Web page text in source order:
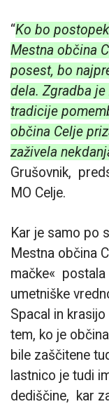
“Ko bo
Mestna občina
posest, bo
dela. Zgradba
tradicije
občina Celje
zaživela
Grušovnik,
MO Celje.
Kar je samo po
Mestna občina
mačke« postala
umetniške
Spacal in
tem, ko je
bile zaščitene
lastnico je tudi
dediščine, kar